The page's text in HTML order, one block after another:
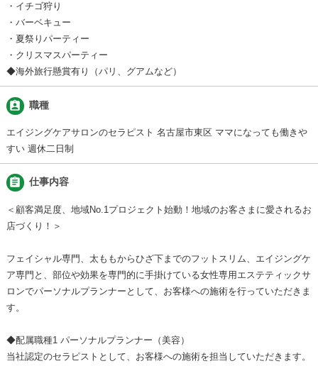
・イチゴ狩り
・バーベキュー
・夏祭りパーティー
・クリスマスパーティー
◆海外旅行懸賞有り（パリ、グアムなど）
assignment_ind 職種
エイジングケアサロンのセラピスト 名古屋市東区 ママになっても働きや
すい 週休二日制
assignment 仕事内容
＜顧客満足度、地域No.1プロジェクト始動！地域のお客さまに愛されるお
店づくり！＞
フェイシャル専門、太ももからひざ下までのフットスリム、エイジングケ
ア専門と、部位や効果を専門的に手掛けている女性専用エステティックサ
ロンでパーソナルプランナーとして、お客様への施術を行っていただきま
す。
◆配属職種1 パーソナルプランナー（美容）
当社認定のセラピストとして、お客様への施術を担当していただきます。